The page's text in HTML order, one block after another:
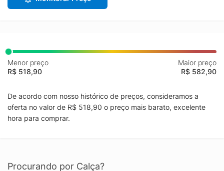
Menor preço
R$ 518,90
Maior preço
R$ 582,90
De acordo com nosso histórico de preços, consideramos a
oferta no valor de R$ 518,90 o preço mais barato, excelente
hora para comprar.
Procurando por Calça?